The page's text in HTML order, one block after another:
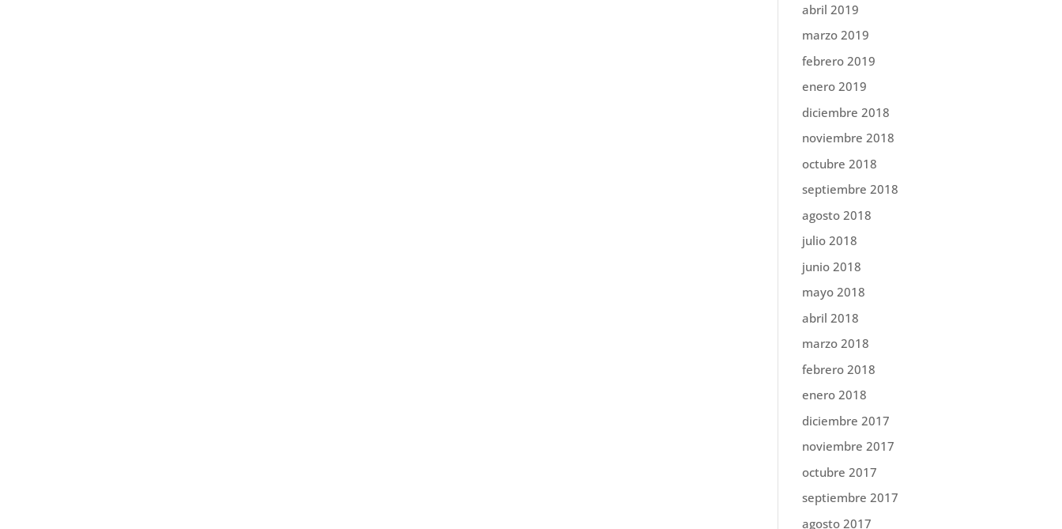
abril 2019
marzo 2019
febrero 2019
enero 2019
diciembre 2018
noviembre 2018
octubre 2018
septiembre 2018
agosto 2018
julio 2018
junio 2018
mayo 2018
abril 2018
marzo 2018
febrero 2018
enero 2018
diciembre 2017
noviembre 2017
octubre 2017
septiembre 2017
agosto 2017